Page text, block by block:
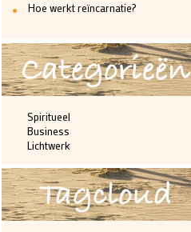
• Hoe werkt reïncarnatie?
Categorieën
Spiritueel
Business
Lichtwerk
Tagcloud